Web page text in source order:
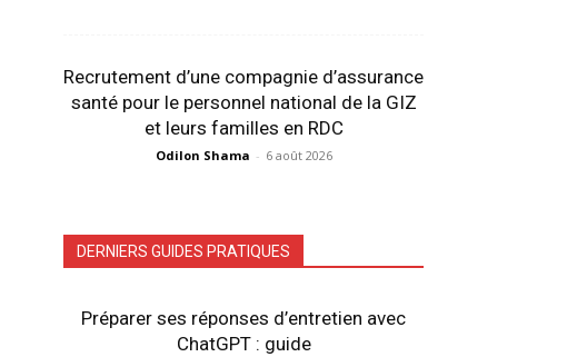
Recrutement d’une compagnie d’assurance
santé pour le personnel national de la GIZ
et leurs familles en RDC
Odilon Shama - 6 août 2026
DERNIERS GUIDES PRATIQUES
Préparer ses réponses d’entretien avec
ChatGPT : guide